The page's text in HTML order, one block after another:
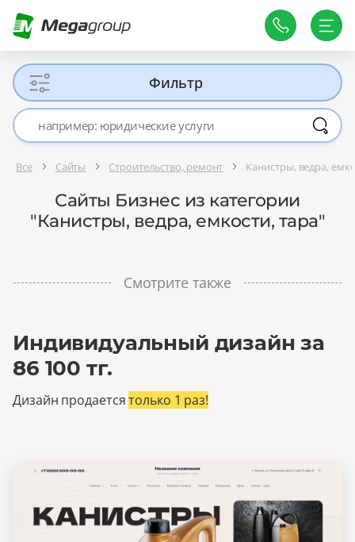
Фильтр
Все Сайты Строительство, ремонт Канистры, ведра,
Сайты Бизнес из категории
"Канистры, ведра, емкости, тара"
Смотрите также
Индивидуальный дизайн за
86 100 тг.
Дизайн продаетсятолько 1 раз!